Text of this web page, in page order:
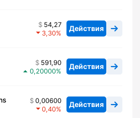
54,27
3,30
Действия
591,90
0,20000
Действия
0,00600
0,40
Действия